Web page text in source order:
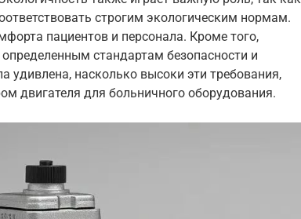
строгим экологическим нормам.
пациентов и персонала. Кроме того,
стандартам безопасности и
удивлена, насколько высоки эти требования,
двигателя для больничного оборудования.